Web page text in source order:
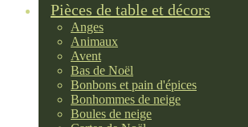
Pièces de table et décors
Anges
Animaux
Avent
Bas de Noël
Bonbons et pain d'épices
Bonhommes de neige
Boules de neige